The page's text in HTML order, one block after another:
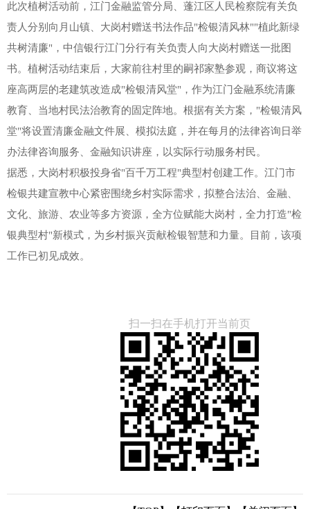
此次植树活动前，江门金融监管分局、蓬江区人民检察院有关负
责人分别向月山镇、大岗村赠送书法作品"检银清风林""植此新绿
共树清廉"，中信银行江门分行有关负责人向大岗村赠送一批图
书。植树活动结束后，大家前往村里的嗣祁家塾参观，商议将这
座高两层的老建筑改造成"检银清风堂"，作为江门金融系统清廉
教育、当地村民法治教育的固定阵地。根据有关方案，"检银清风
堂"将设置清廉金融文件展、模拟法庭，并在每月的法律咨询日举
办法律咨询服务、金融知识讲座，以实际行动服务村民。
据悉，大岗村积极投身省"百千万工程"典型村创建工作。江门市
检银共建宣教中心紧密围绕乡村实际需求，拟整合法治、金融、
文化、旅游、农业等多方资源，全方位赋能大岗村，全力打造"检
银典型村"新模式，为乡村振兴贡献检银智慧和力量。目前，该项
工作已初见成效。
扫一扫在手机打开当前页